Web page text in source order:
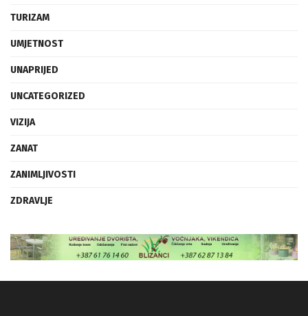
TURIZAM
UMJETNOST
UNAPRIJED
UNCATEGORIZED
VIZIJA
ZANAT
ZANIMLJIVOSTI
ZDRAVLJE